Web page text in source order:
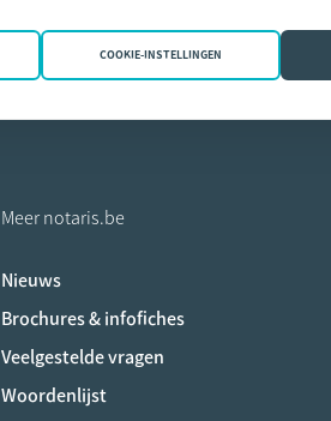
Meer notaris.be
Nieuws
Brochures & infofiches
Veelgestelde vragen
Woordenlijst
COOKIE-INSTELLINGEN